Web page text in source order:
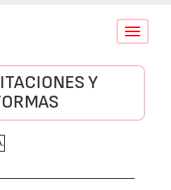
Conmutar
Y